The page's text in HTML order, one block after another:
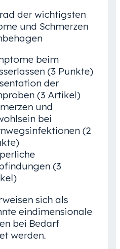
der wichtigsten
und Schmerzen
beim
(3 Punkte)
der
(3 Artikel)
und
bei
(2
(3
sich als
eindimensionale
bei Bedarf
werden.